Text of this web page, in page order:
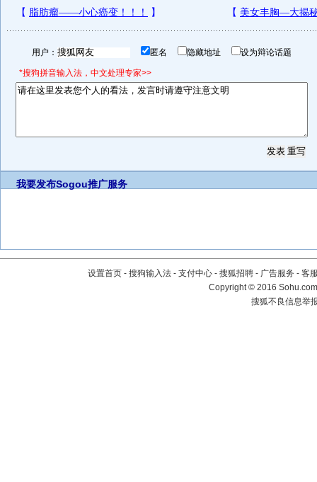
用户： 匿名 隐藏地址 设为辩论话题
*搜狗拼音输入法，中文处理专家>>
我要发布Sogou推广服务
设置首页 - 搜狗输入法 - 支付中心 - 搜狐招聘 - 广告服务 - 客
Copyright©2016
搜狐不良信息举